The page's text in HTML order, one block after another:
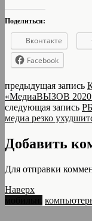
Поделиться:
Вконтакте
Facebook
предыдущая запись
«МедиаВЫЗОВ
следующая запись
медиа резко
Добавить
Для отправки
Наверх